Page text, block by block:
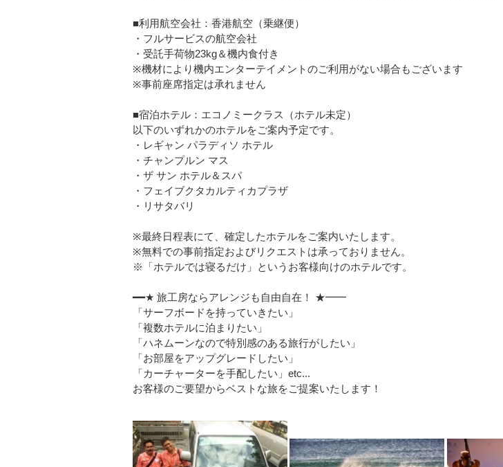
■利用航空会社：香港航空（乗継便）
・フルサービスの航空会社
・受託手荷物23kg＆機内食付き
※機材により機内エンターテイメントのご利用がない場合もございます
※事前座席指定は承れません
■宿泊ホテル：エコノミークラス（ホテル未定）
以下のいずれかのホテルをご案内予定です。
・レギャン パラディソ ホテル
・チャンプルン マス
・ザ サン ホテル＆スパ
・フェイブクタカルティカプラザ
・リサタバリ
※最終日程表にて、確定したホテルをご案内いたします。
※無料での事前指定およびリクエストは承っておりません。
※「ホテルでは寝るだけ」というお客様向けのホテルです。
━━★ 旅工房ならアレンジも自由自在！ ★━━
「サーフボードを持っていきたい」
「複数ホテルに泊まりたい」
「ハネムーンなので特別感のある旅行がしたい」
「お部屋をアップグレードしたい」
「カーチャーターを手配したい」etc...
お客様のご要望からベストな旅をご提案いたします！